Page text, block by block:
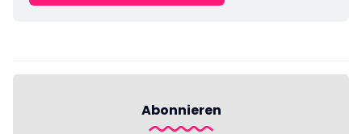
Abonnieren